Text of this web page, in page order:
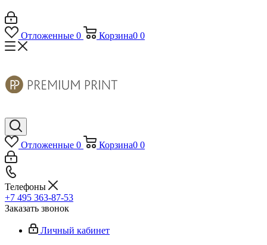
Отложенные 0 Корзина0 0
Отложенные 0 Корзина0 0
Телефоны
+7 495 363-87-53
Заказать звонок
Личный кабинет